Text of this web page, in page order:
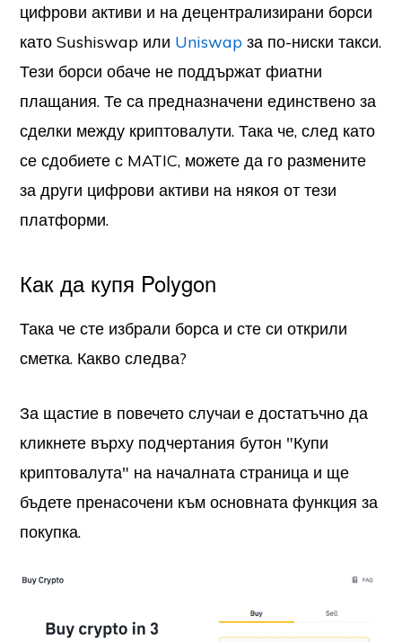
цифрови активи и на децентрализирани борси
като Sushiswap или Uniswap за по-ниски такси.
Тези борси обаче не поддържат фиатни
плащания. Те са предназначени единствено за
сделки между криптовалути. Така че, след като
се сдобиете с MATIC, можете да го размените
за други цифрови активи на някоя от тези
платформи.
Как да купя Polygon
Така че сте избрали борса и сте си открили
сметка. Какво следва?
За щастие в повечето случаи е достатъчно да
кликнете върху подчертания бутон "Купи
криптовалута" на началната страница и ще
бъдете пренасочени към основната функция за
покупка.